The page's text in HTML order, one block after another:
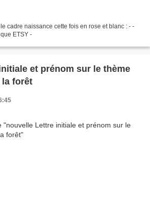
cadre naissance cette fois en rose et blanc : - -
ETSY -
et prénom sur le thème
la forêt